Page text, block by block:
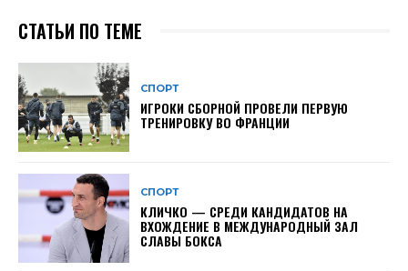
СТАТЬИ ПО ТЕМЕ
СПОРТ
ИГРОКИ СБОРНОЙ ПРОВЕЛИ ПЕРВУЮ
ТРЕНИРОВКУ ВО ФРАНЦИИ
СПОРТ
КЛИЧКО — СРЕДИ КАНДИДАТОВ НА
ВХОЖДЕНИЕ В МЕЖДУНАРОДНЫЙ ЗАЛ
СЛАВЫ БОКСА